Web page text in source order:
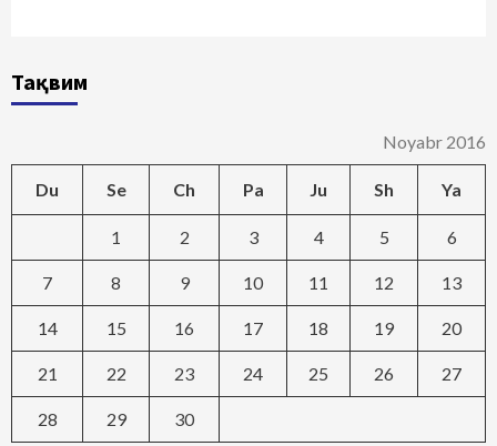
Тақвим
Noyabr 2016
Du Se Ch Pa Ju Sh Ya
1 2 3 4 5 6
7 8 9 10 11 12 13
14 15 16 17 18 19 20
21 22 23 24 25 26 27
28 29 30